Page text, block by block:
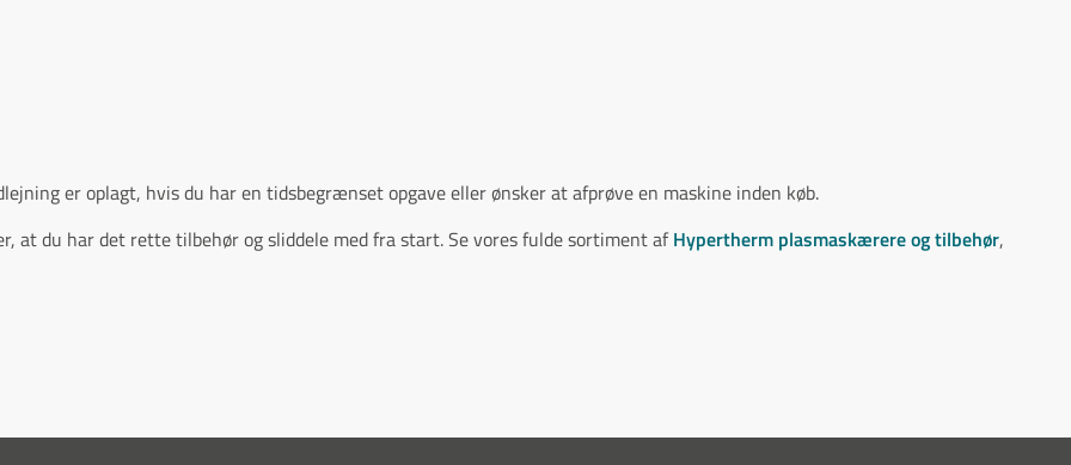
er oplagt, hvis du har en tidsbegrænset opgave eller ønsker at afprøve en maskine inden køb.
at du har det rette tilbehør og sliddele med fra start. Se vores fulde sortiment afHypertherm plasmaskærere og tilbehør,